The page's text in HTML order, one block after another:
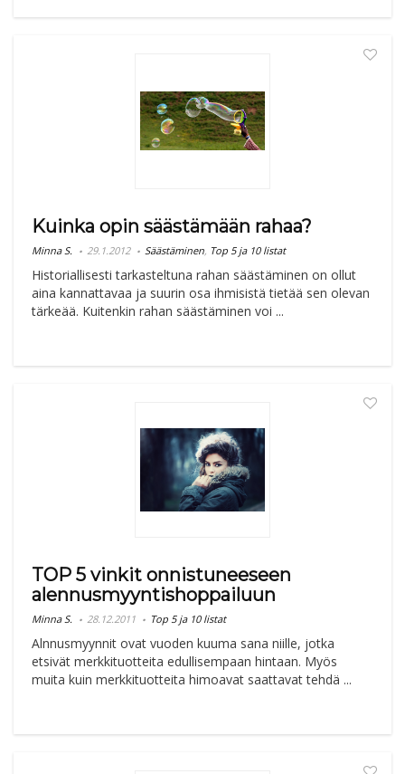
Kuinka opin säästämään rahaa?
Minna S. 29.1.2012 Säästäminen, Top 5 ja 10 listat
Historiallisesti tarkasteltuna rahan säästäminen on ollut
aina kannattavaa ja suurin osa ihmisistä tietää sen olevan
tärkeää. Kuitenkin rahan säästäminen voi ...
TOP 5 vinkit onnistuneeseen
alennusmyyntishoppailuun
Minna S. 28.12.2011 Top 5 ja 10 listat
Alnnusmyynnit ovat vuoden kuuma sana niille, jotka
etsivät merkkituotteita edullisempaan hintaan. Myös
muita kuin merkkituotteita himoavat saattavat tehdä ...